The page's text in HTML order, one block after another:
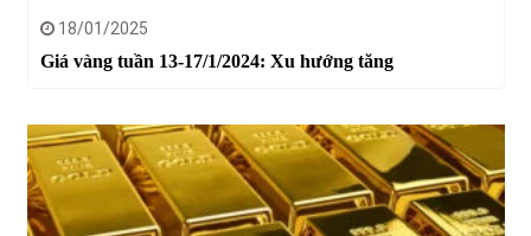
18/01/2025
Giá vàng tuần 13-17/1/2024: Xu hướng tăng